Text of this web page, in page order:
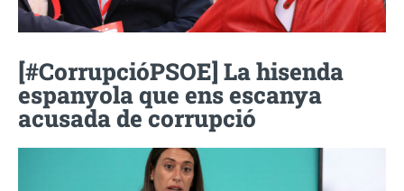
[#CorrupcióPSOE] La hisenda
espanyola que ens escanya
acusada de corrupció